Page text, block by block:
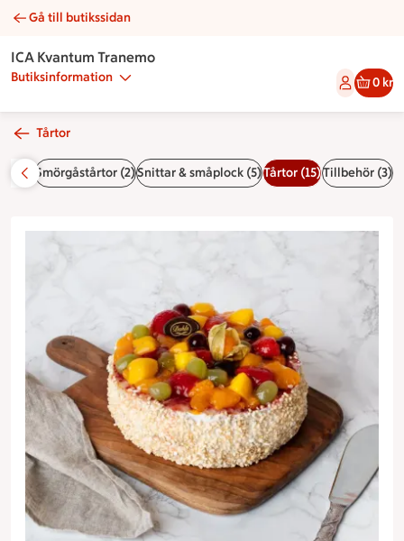
Frukttårta | Catering ICA Kvantum Tranemo
Gå till butikssidan
ICA Kvantum Tranemo
Butiksinformation 0 kr
Tårtor
(2) Smörgåstårtor (2)Snittar & småplock (5)Tårtor (15)Tillbehör (3)